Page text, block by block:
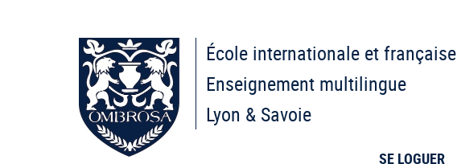
École internationale et française
Enseignement multilingue
Lyon & Savoie
SE LOGUER